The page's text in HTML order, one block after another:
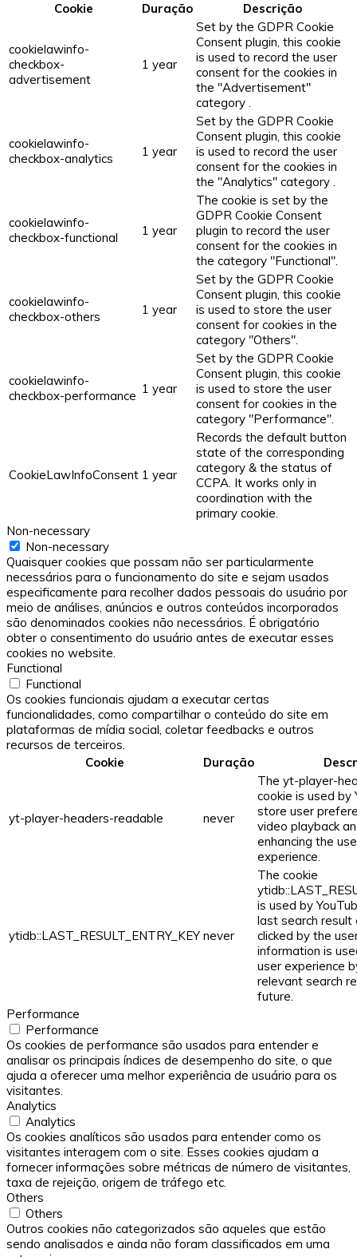
Cookie
Duração Descrição
cookielawinfo-
checkbox-
advertisement
1 year
Set by the GDPR Cookie
Consent plugin, this cookie
is used to record the user
consent for the cookies in
the "Advertisement"
category .
cookielawinfo-
checkbox-analytics
1 year
Set by the GDPR Cookie
Consent plugin, this cookie
is used to record the user
consent for the cookies in
the "Analytics" category .
cookielawinfo-
checkbox-functional
1 year
The cookie is set by the
GDPR Cookie Consent
plugin to record the user
consent for the cookies in
the category "Functional".
cookielawinfo-
checkbox-others
1 year
Set by the GDPR Cookie
Consent plugin, this cookie
is used to store the user
consent for cookies in the
category "Others".
cookielawinfo-
checkbox-performance 1 year
Set by the GDPR Cookie
Consent plugin, this cookie
is used to store the user
consent for cookies in the
category "Performance".
CookieLawInfoConsent 1 year
Records the default button
state of the corresponding
category & the status of
CCPA. It works only in
coordination with the
primary cookie.
Non-necessary
Non-necessary
Quaisquer cookies que possam não ser particularmente
necessários para o funcionamento do site e sejam usados ​​
especificamente para recolher dados pessoais do usuário por
meio de análises, anúncios e outros conteúdos incorporados
são denominados cookies não necessários. É obrigatório
obter o consentimento do usuário antes de executar esses
cookies no website.
Functional
Functional
Os cookies funcionais ajudam a executar certas
funcionalidades, como compartilhar o conteúdo do site em
plataformas de mídia social, coletar feedbacks e outros
recursos de terceiros.
Cookie
Duração
yt-player-headers-readable never
The yt-player-
cookie is used by
store user
video playback
enhancing the
experience.
ytidb::LAST_RESULT_ENTRY_KEY never
The cookie
is used by
last search
clicked by the
information is
user experience
relevant search
future.
Performance
Performance
Os cookies de performance são usados ​​para entender e
analisar os principais índices de desempenho do site, o que
ajuda a oferecer uma melhor experiência de usuário para os
visitantes.
Analytics
Analytics
Os cookies analíticos são usados ​​para entender como os
visitantes interagem com o site. Esses cookies ajudam a
fornecer informações sobre métricas de número de visitantes,
taxa de rejeição, origem de tráfego etc.
Others
Others
Outros cookies não categorizados são aqueles que estão
sendo analisados ​​e ainda não foram classificados em uma